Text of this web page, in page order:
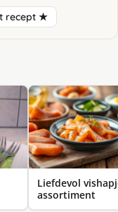
recept ★
Liefdevol
assortiment